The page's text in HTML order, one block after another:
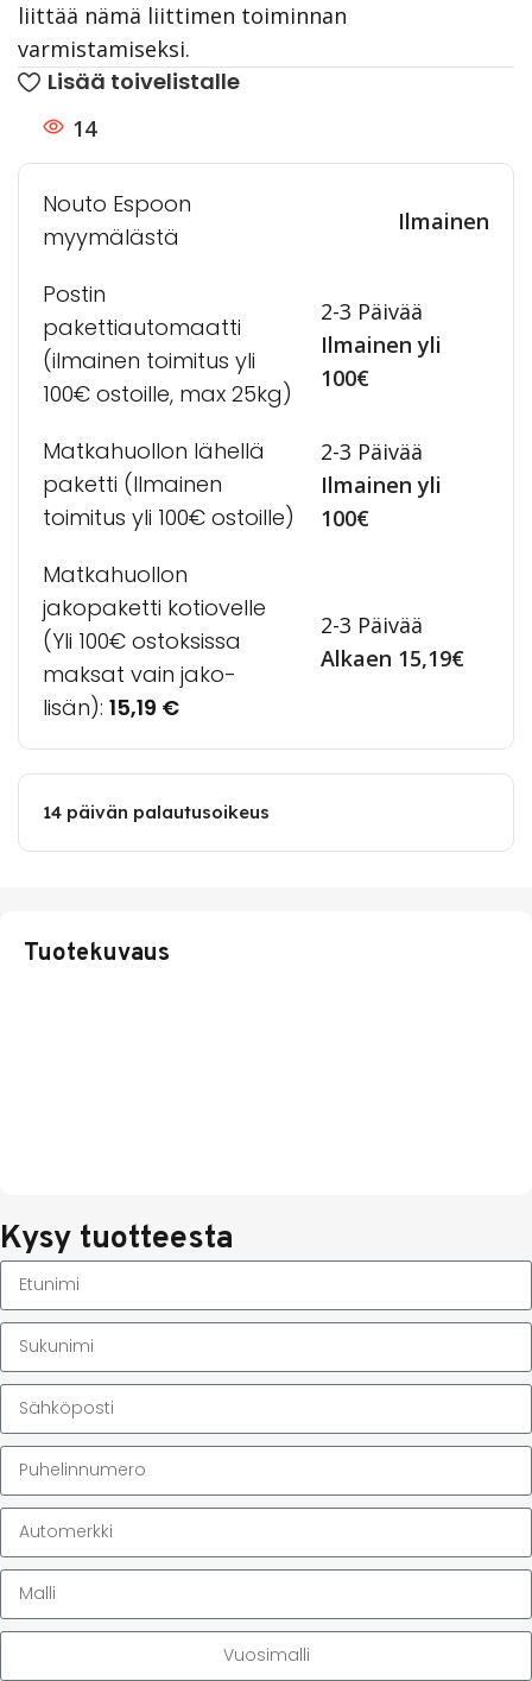
liittää nämä liittimen toiminnan
varmistamiseksi.
Lisää toivelistalle
14
Nouto Espoon
myymälästä
Ilmainen
Postin
pakettiautomaatti
(ilmainen toimitus yli
100€ ostoille, max 25kg)
2-3 Päivää
Ilmainen yli
100€
Matkahuollon lähellä
paketti (Ilmainen
toimitus yli 100€ ostoille)
2-3 Päivää
Ilmainen yli
100€
Matkahuollon
jakopaketti kotiovelle
(Yli 100€ ostoksissa
maksat vain jako-
lisän): 15,19 €
2-3 Päivää
Alkaen 15,19€
14 päivän palautusoikeus
Tuotekuvaus
Kysy tuotteesta